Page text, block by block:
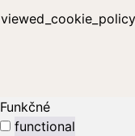
viewed_cookie_policy
Funkčné
functional